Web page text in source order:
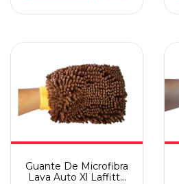
Guante De Microfibra
Lava Auto Xl Laffitte